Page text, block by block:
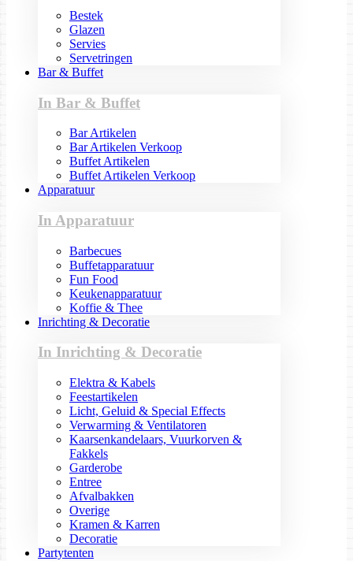
Bestek
Glazen
Servies
Servetringen
Bar & Buffet
In Bar & Buffet
Bar Artikelen
Bar Artikelen Verkoop
Buffet Artikelen
Buffet Artikelen Verkoop
Apparatuur
In Apparatuur
Barbecues
Buffetapparatuur
Fun Food
Keukenapparatuur
Koffie & Thee
Inrichting & Decoratie
In Inrichting & Decoratie
Elektra & Kabels
Feestartikelen
Licht, Geluid & Special Effects
Verwarming & Ventilatoren
Kaarsenkandelaars, Vuurkorven &
Fakkels
Garderobe
Entree
Afvalbakken
Overige
Kramen & Karren
Decoratie
Partytenten